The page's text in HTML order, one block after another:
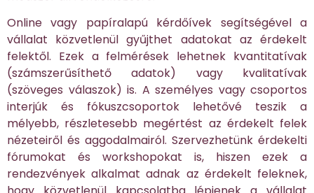
Online vagy papíralapú kérdőívek segítségével a
vállalat közvetlenül gyűjthet adatokat az érdekelt
felektől. Ezek a felmérések lehetnek kvantitatívak
(számszerűsíthető adatok) vagy kvalitatívak
(szöveges válaszok) is. A személyes vagy csoportos
interjúk és fókuszcsoportok lehetővé teszik a
mélyebb, részletesebb megértést az érdekelt felek
nézeteiről és aggodalmairól. Szervezhetünk érdekelti
fórumokat és workshopokat is, hiszen ezek a
rendezvények alkalmat adnak az érdekelt feleknek,